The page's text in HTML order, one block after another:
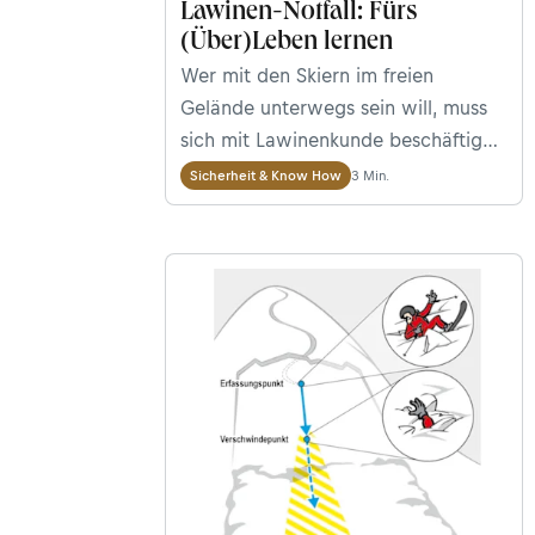
Lawinen-Notfall: Fürs
(Über)Leben lernen
Wer mit den Skiern im freien
Gelände unterwegs sein will, muss
sich mit Lawinenkunde beschäftigen
— Punkt. Unser Redakteur nahm
sich das zu Herzen und war bei den
Sicherheit & Know How 3 Min.